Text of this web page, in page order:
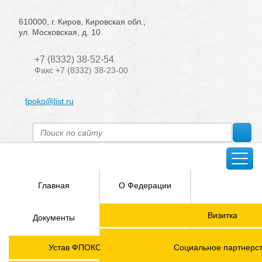
610000, г. Киров, Кировская обл.,
ул. Московская, д. 10
+7 (8332) 38-52-54
Факс +7 (8332) 38-23-00
fpoko@list.ru
Главная О Федерации
Визитка
Документы
Устав ФПОКО с изменениями от 2026 года
Социальное
Членские